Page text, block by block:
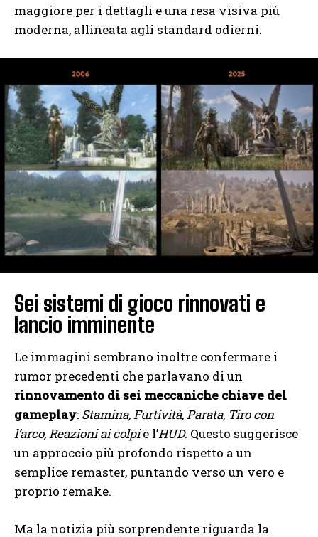
maggiore per i dettagli e una resa visiva più
moderna, allineata agli standard odierni.
Sei sistemi di gioco rinnovati e
lancio imminente
Le immagini sembrano inoltre confermare i
rumor precedenti che parlavano di un
rinnovamento di sei meccaniche chiave del
gameplay: Stamina, Furtività, Parata, Tiro con
l’arco, Reazioni ai colpie l’HUD. Questo suggerisce
un approccio più profondo rispetto a un
semplice remaster, puntando verso un vero e
proprio remake.
Ma la notizia più sorprendente riguarda la